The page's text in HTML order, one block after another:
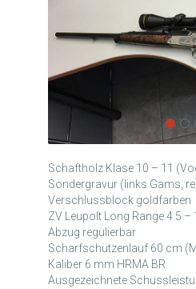
Schaftholz Klase 10 – 11
Sondergravur (links Gams,
Verschlussblock goldfarben
ZV Leupolt Long Range 4.5 –
Abzug regulierbar
Scharfschützenlauf 60 cm
Kaliber 6 mm HRMA BR
Ausgezeichnete